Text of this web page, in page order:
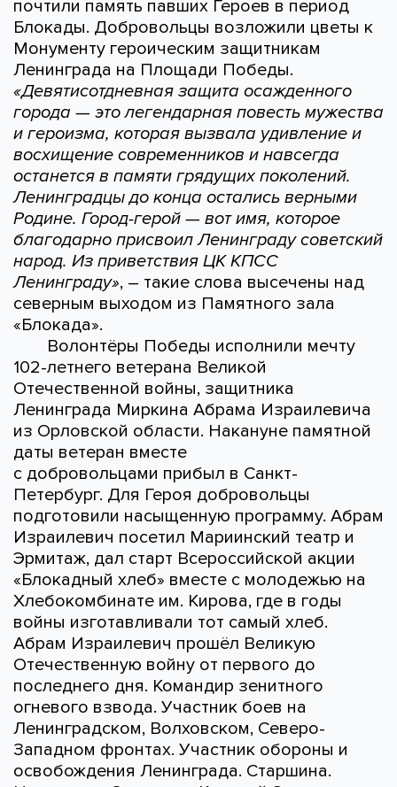
почтили память павших Героев в период
Блокады. Добровольцы возложили цветы к
Монументу героическим защитникам
Ленинграда на Площади Победы.
«Девятисотдневная защита осажденного
города — это легендарная повесть мужества
и героизма, которая вызвала удивление и
восхищение современников и навсегда
останется в памяти грядущих поколений.
Ленинградцы до конца остались верными
Родине. Город-герой — вот имя, которое
благодарно присвоил Ленинграду советский
народ. Из приветствия ЦК КПСС
Ленинграду», – такие слова высечены над
северным выходом из Памятного зала
«Блокада».
Волонтёры Победы исполнили мечту
102-летнего ветерана Великой
Отечественной войны, защитника
Ленинграда Миркина Абрама Израилевича
из Орловской области. Накануне памятной
даты ветеран вместе
с добровольцами прибыл в Санкт-
Петербург. Для Героя добровольцы
подготовили насыщенную программу. Абрам
Израилевич посетил Мариинский театр и
Эрмитаж, дал старт Всероссийской акции
«Блокадный хлеб» вместе с молодежью на
Хлебокомбинате им. Кирова, где в годы
войны изготавливали тот самый хлеб.
Абрам Израилевич прошёл Великую
Отечественную войну от первого до
последнего дня. Командир зенитного
огневого взвода. Участник боев на
Ленинградском, Волховском, Северо-
Западном фронтах. Участник обороны и
освобождения Ленинграда. Старшина.